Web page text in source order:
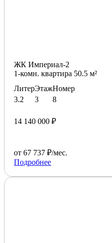
ЖК Империал-2
1-комн. квартира 50.5 м²
Литер
3.2
Этаж
3
Номер
8
14 140 000 ₽
от 67 737 ₽/мес.
Подробнее